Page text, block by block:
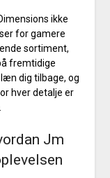
ikke
for gamere
sortiment,
fremtidige
dig tilbage, og
hver detalje er
Jm